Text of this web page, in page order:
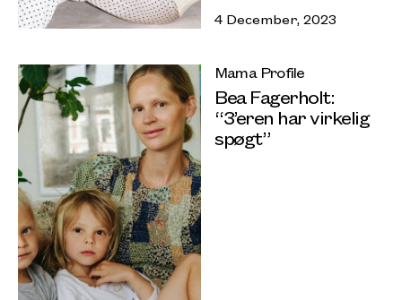
4 December, 2023
Mama Profile
Bea Fagerholt:
“3’eren har virkelig
spøgt”